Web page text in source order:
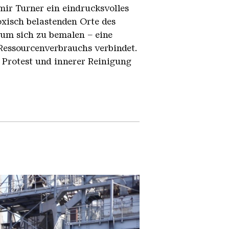
Turner ein eindrucksvolles
belastenden Orte des
sich zu bemalen – eine
verbindet.
und innerer Reinigung